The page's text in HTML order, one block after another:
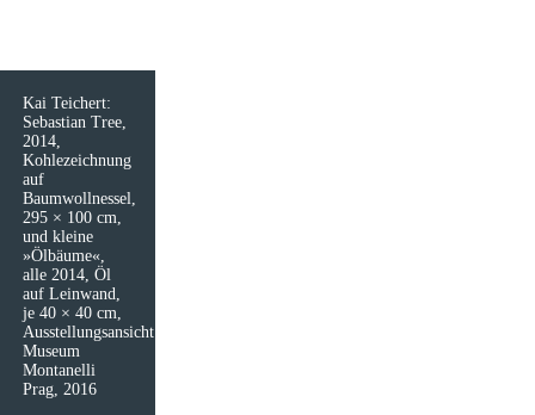
Kai Teichert:
Sebastian Tree,
2014,
Kohlezeichnung
auf
Baumwollnessel,
295 × 100 cm,
und kleine
»Ölbäume«,
alle 2014, Öl
auf Leinwand,
je 40 × 40 cm,
Ausstellungsansicht
Museum
Montanelli
Prag, 2016